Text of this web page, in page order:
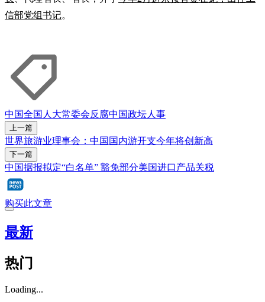
信部党组书记。
中国全国人大常委会反腐中国政坛人事
上一篇
世界旅游业理事会：中国国内游开支今年将创新高
下一篇
中国据报拟定“白名单” 豁免部分美国进口产品关税
购买此文章
最新
热门
Loading...